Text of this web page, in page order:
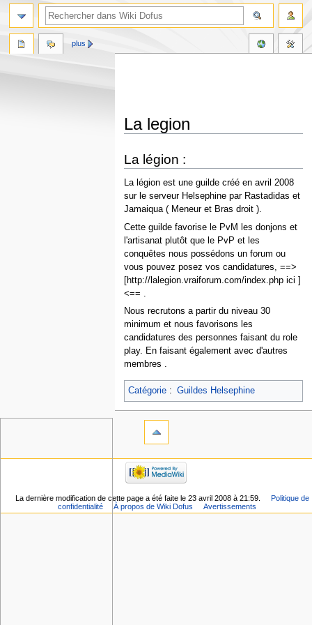
La legion
à
la
navigation
à
la
recherche
La légion :
La légion est une guilde créé en avril 2008
sur le serveur Helsephine par Rastadidas et
Jamaiqua ( Meneur et Bras droit ).
Cette guilde favorise le PvM les donjons et
l'artisanat plutôt que le PvP et les
conquêtes nous possédons un forum ou
vous pouvez posez vos candidatures, ==>
[http://lalegion.vraiforum.com/index.php ici ]
<== .
Nous recrutons a partir du niveau 30
minimum et nous favorisons les
candidatures des personnes faisant du role
play. En faisant également avec d'autres
membres .
Catégorie: Guildes Helsephine
plus
La dernière modification de cette page a été faite le 23 avril 2008 à 21:59.
Politique de
confidentialité
À propos de Wiki Dofus Avertissements